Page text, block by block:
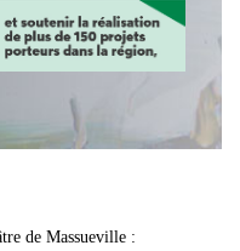
de Massueville :